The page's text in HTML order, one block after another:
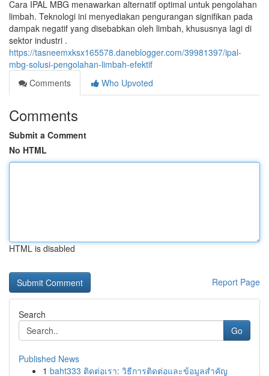
Cara IPAL MBG menawarkan alternatif optimal untuk pengolahan
limbah. Teknologi ini menyediakan pengurangan signifikan pada
dampak negatif yang disebabkan oleh limbah, khususnya lagi di
sektor industri .
https://tasneemxksx165578.daneblogger.com/39981397/ipal-
mbg-solusi-pengolahan-limbah-efektif
Comments
Who Upvoted
Comments
Submit a Comment
No HTML
HTML is disabled
Report Page
Search
Go
Published News
1 baht333 ติดต่อเรา: วิธีการติดต่อและข้อมูลสำคัญ